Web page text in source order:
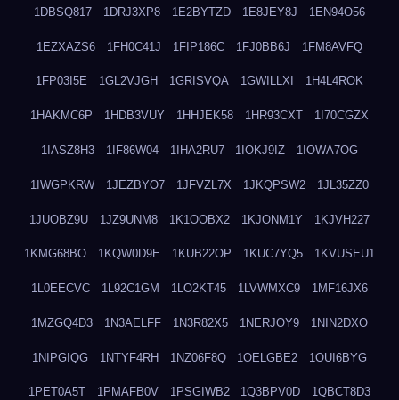
1DBSQ817 1DRJ3XP8 1E2BYTZD 1E8JEY8J 1EN94O56
1EZXAZS6 1FH0C41J 1FIP186C 1FJ0BB6J 1FM8AVFQ
1FP03I5E 1GL2VJGH 1GRISVQA 1GWILLXI 1H4L4ROK
1HAKMC6P 1HDB3VUY 1HHJEK58 1HR93CXT 1I70CGZX
1IASZ8H3 1IF86W04 1IHA2RU7 1IOKJ9IZ 1IOWA7OG
1IWGPKRW 1JEZBYO7 1JFVZL7X 1JKQPSW2 1JL35ZZ0
1JUOBZ9U 1JZ9UNM8 1K1OOBX2 1KJONM1Y 1KJVH227
1KMG68BO 1KQW0D9E 1KUB22OP 1KUC7YQ5 1KVUSEU1
1L0EECVC 1L92C1GM 1LO2KT45 1LVWMXC9 1MF16JX6
1MZGQ4D3 1N3AELFF 1N3R82X5 1NERJOY9 1NIN2DXO
1NIPGIQG 1NTYF4RH 1NZ06F8Q 1OELGBE2 1OUI6BYG
1PET0A5T 1PMAFB0V 1PSGIWB2 1Q3BPV0D 1QBCT8D3